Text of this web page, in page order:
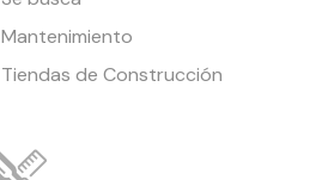
Mantenimiento
Tiendas de Construcción